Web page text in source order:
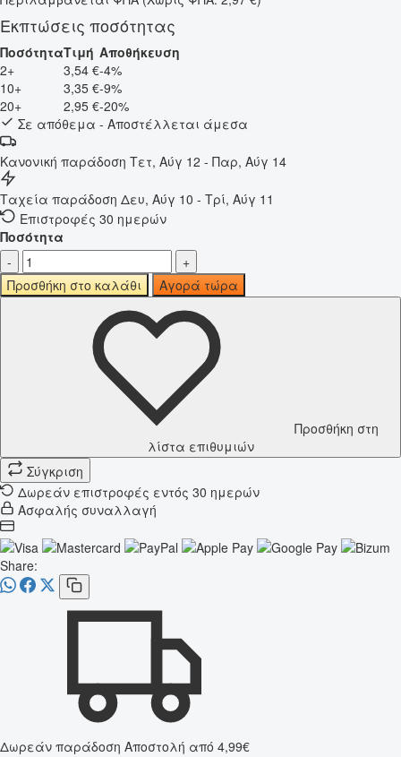
Εκπτώσεις ποσότητας
ΠοσότηταΤιμή Αποθήκευση
2+
3,54 €-4%
10+
3,35 €-9%
20+
2,95 €-20%
Σε απόθεμα - Αποστέλλεται άμεσα
Κανονική παράδοση Τετ, Αύγ 12 - Παρ, Αύγ 14
Ταχεία παράδοση Δευ, Αύγ 10 - Τρί, Αύγ 11
Επιστροφές 30 ημερών
Ποσότητα
-
+
Προσθήκη στο καλάθι
Αγορά τώρα
Προσθήκη στη
λίστα επιθυμιών
Σύγκριση
Δωρεάν επιστροφές εντός 30 ημερών
Ασφαλής συναλλαγή
Share:
Δωρεάν παράδοση Αποστολή από 4,99€